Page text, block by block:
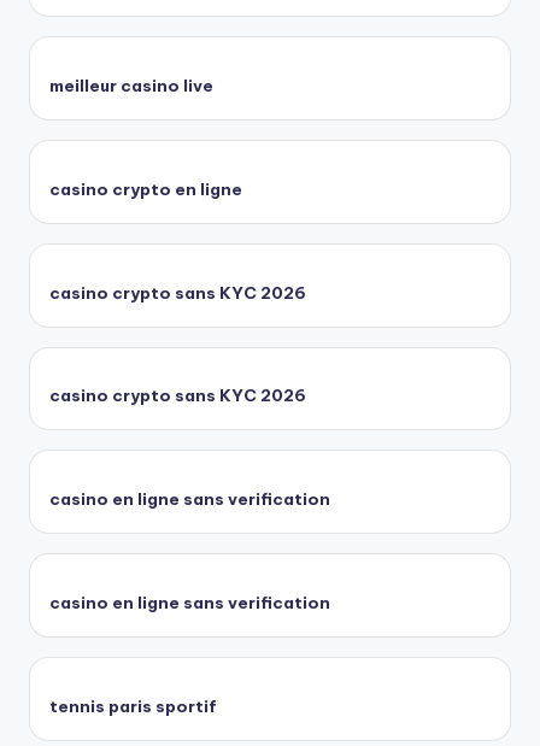
meilleur casino live
casino crypto en ligne
casino crypto sans KYC 2026
casino crypto sans KYC 2026
casino en ligne sans verification
casino en ligne sans verification
tennis paris sportif